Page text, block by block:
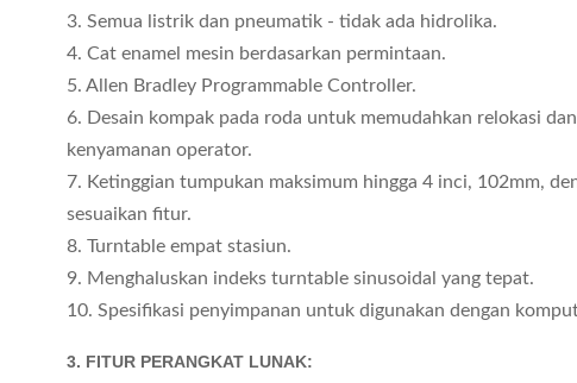
3. Semua listrik dan pneumatik - tidak ada hidrolika.
4. Cat enamel mesin berdasarkan permintaan.
5. Allen Bradley Programmable Controller.
6. Desain kompak pada roda untuk memudahkan relokasi dan
kenyamanan operator.
7. Ketinggian tumpukan maksimum hingga 4 inci, 102mm,
sesuaikan fitur.
8. Turntable empat stasiun.
9. Menghaluskan indeks turntable sinusoidal yang tepat.
10. Spesifikasi penyimpanan untuk digunakan dengan
3. FITUR PERANGKAT LUNAK: